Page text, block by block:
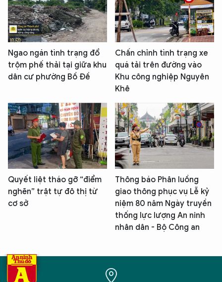
Ngao ngán tình trạng đổ
trộm phế thải tại giữa khu
dân cư phường Bồ Đề
Chấn chỉnh tình trạng xe
quá tải trên đường vào
Khu công nghiệp Nguyên
Khê
Quyết liệt tháo gỡ “điểm
nghẽn” trật tự đô thị từ
cơ sở
Thông báo Phân luồng
giao thông phục vụ Lễ kỷ
niệm 80 năm Ngày truyền
thống lực lượng An ninh
nhân dân - Bộ Công an